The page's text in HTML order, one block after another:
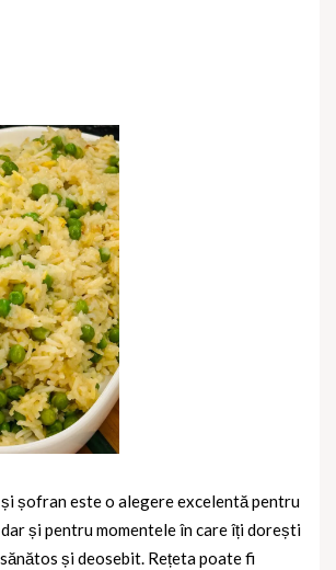
șofran este o alegere excelentă pentru
dar și pentru momentele în care îți dorești
și deosebit. Rețeta poate fi